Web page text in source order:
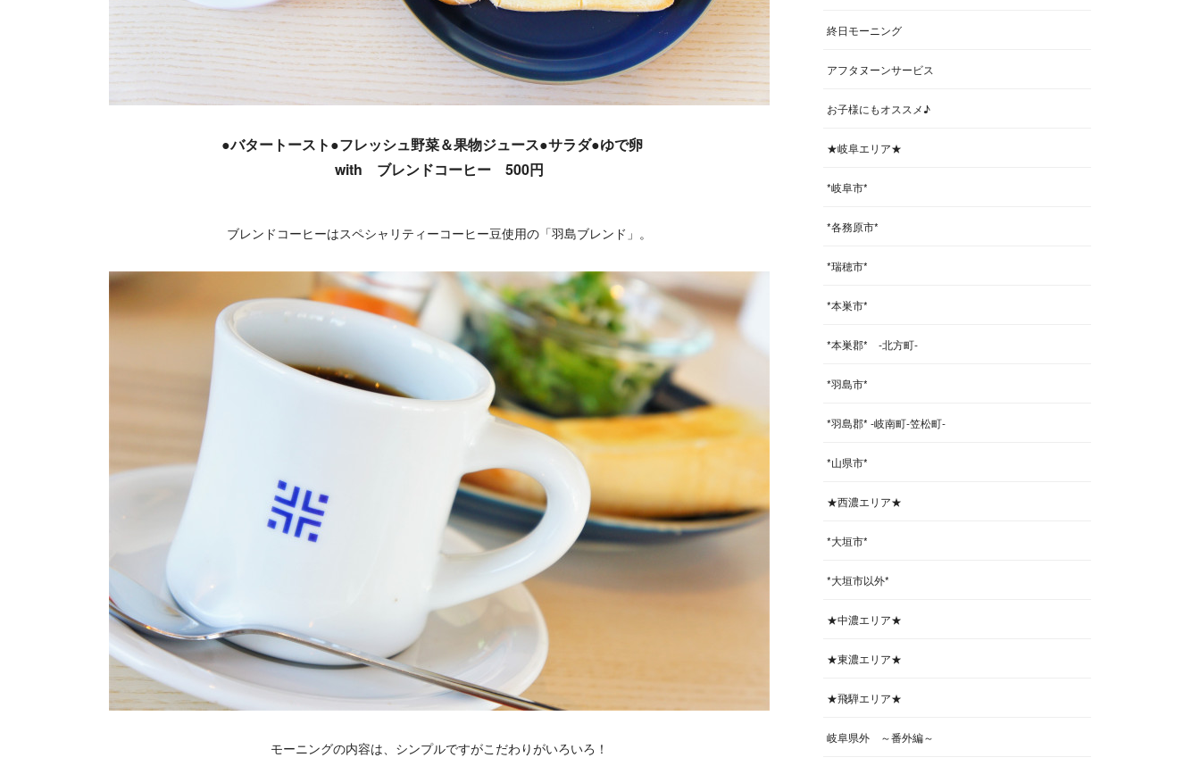
●バタートースト●フレッシュ野菜＆果物ジュース●サラダ●ゆで卵
with ブレンドコーヒー 500円
ブレンドコーヒーはスペシャリティーコーヒー豆使用の「羽島ブレンド」。
モーニングの内容は、シンプルですがこだわりがいろいろ！
終日モーニング
アフタヌーンサービス
お子様にもオススメ♪
★岐阜エリア★
*岐阜市*
*各務原市*
*瑞穂市*
*本巣市*
*本巣郡* -北方町-
*羽島市*
*羽島郡* -岐南町-笠松町-
*山県市*
★西濃エリア★
*大垣市*
*大垣市以外*
★中濃エリア★
★東濃エリア★
★飛騨エリア★
岐阜県外 ～番外編～